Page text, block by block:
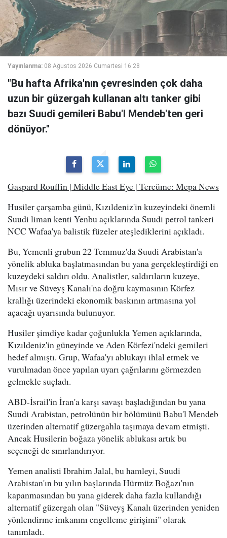
Yayınlanma: 08 Ağustos 2026 Cumartesi 16:28
"Bu hafta Afrika'nın çevresinden çok daha
uzun bir güzergah kullanan altı tanker gibi
bazı Suudi gemileri Babu'l Mendeb'ten geri
dönüyor."
Gaspard Rouffin | Middle East Eye | Tercüme: Mepa News
Husiler çarşamba günü, Kızıldeniz'in kuzeyindeki önemli
Suudi liman kenti Yenbu açıklarında Suudi petrol tankeri
NCC Wafaa'ya balistik füzeler ateşlediklerini açıkladı.
Bu, Yemenli grubun 22 Temmuz'da Suudi Arabistan'a
yönelik abluka başlatmasından bu yana gerçekleştirdiği en
kuzeydeki saldırı oldu. Analistler, saldırıların kuzeye,
Mısır ve Süveyş Kanalı'na doğru kaymasının Körfez
krallığı üzerindeki ekonomik baskının artmasına yol
açacağı uyarısında bulunuyor.
Husiler şimdiye kadar çoğunlukla Yemen açıklarında,
Kızıldeniz'in güneyinde ve Aden Körfezi'ndeki gemileri
hedef almıştı. Grup, Wafaa'yı ablukayı ihlal etmek ve
vurulmadan önce yapılan uyarı çağrılarını görmezden
gelmekle suçladı.
ABD-İsrail'in İran'a karşı savaşı başladığından bu yana
Suudi Arabistan, petrolünün bir bölümünü Babu'l Mendeb
üzerinden alternatif güzergahla taşımaya devam etmişti.
Ancak Husilerin boğaza yönelik ablukası artık bu
seçeneği de sınırlandırıyor.
Yemen analisti Ibrahim Jalal, bu hamleyi, Suudi
Arabistan'ın bu yılın başlarında Hürmüz Boğazı'nın
kapanmasından bu yana giderek daha fazla kullandığı
alternatif güzergah olan "Süveyş Kanalı üzerinden yeniden
yönlendirme imkanını engelleme girişimi" olarak
tanımladı.